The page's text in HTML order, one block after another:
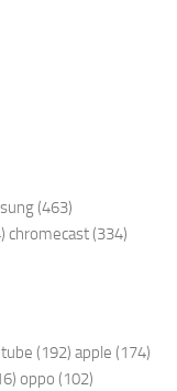
(463)
chromecast (334)
(192) apple (174)
oppo (102)